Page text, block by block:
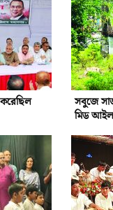
করেছিল
সবুজে
মিড